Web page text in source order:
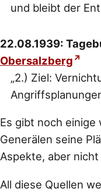
und bleibt der
22.08.1939:
Obersalzberg
„2.) Ziel:
Es gibt noch
Generälen seine
Aspekte, aber
All diese Quellen